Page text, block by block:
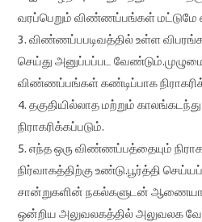
வரப்பெறும்‌ விண்ணப்பங்கள்‌மட்டுமே
3. விண்ணப்பபடிவத்தில்‌ உள்ள
செய்து அனுப்பப்பட வேண்டும்‌.
விண்ணப்பங்கள்‌ கண்டிப்பாக
4. தகுதியில்லாத மற்றும்‌
நிராகரிக்கப்படும்‌.
5. எந்த ஒரு விண்ணப்பத்தையும்‌
நிர்வாகத்திற்கு உண்டு.பூர்த்தி
சான்றுகளின்‌ நகல்களுடன்‌
ஒன்றிய அலுவலகத்தில்‌ அலுவலக